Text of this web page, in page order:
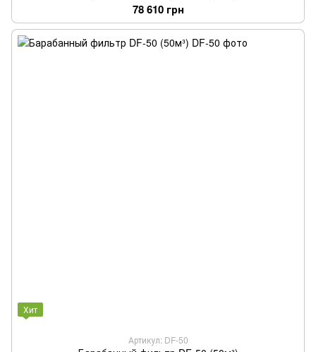
78 610 грн
Хит
Артикул: DF-50